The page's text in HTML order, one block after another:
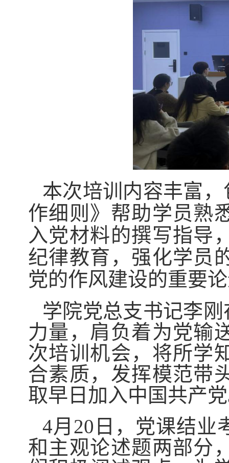
本次培训内容丰富
作细则》帮助学员熟
入党材料的撰写指导
纪律教育，强化学员
党的作风建设的重要
学院党总支书记李
力量，肩负着为党输
次培训机会，将所学
合素质，发挥模范带
取早日加入中国共产
4月 20 日，党课结业
和主观论述题两部分